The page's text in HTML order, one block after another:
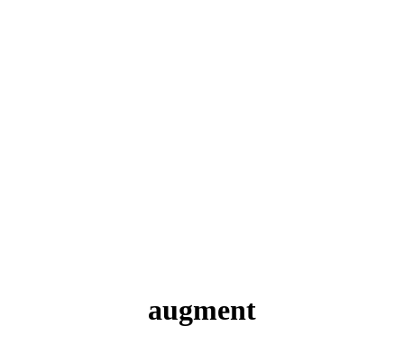
augment